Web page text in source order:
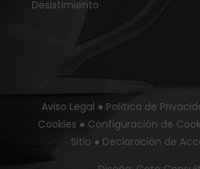
Desistimiento
Aviso Legal ● Política de
Cookies ● Configuración de
Sitio ● Declaración de